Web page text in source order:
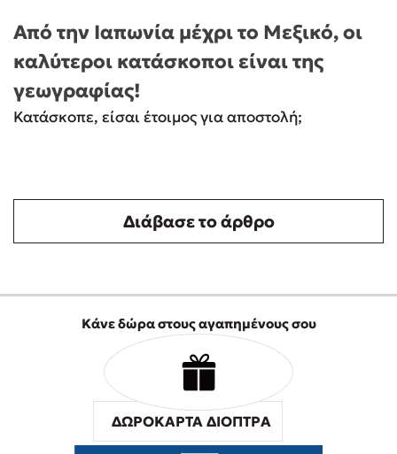
Από την Ιαπωνία μέχρι το Μεξικό, οι
καλύτεροι κατάσκοποι είναι της
γεωγραφίας!
Κατάσκοπε, είσαι έτοιμος για αποστολή;
Διάβασε το άρθρο
Κάνε δώρα στους αγαπημένους σου
ΔΩΡΟΚΑΡΤΑ ΔΙΟΠΤΡΑ